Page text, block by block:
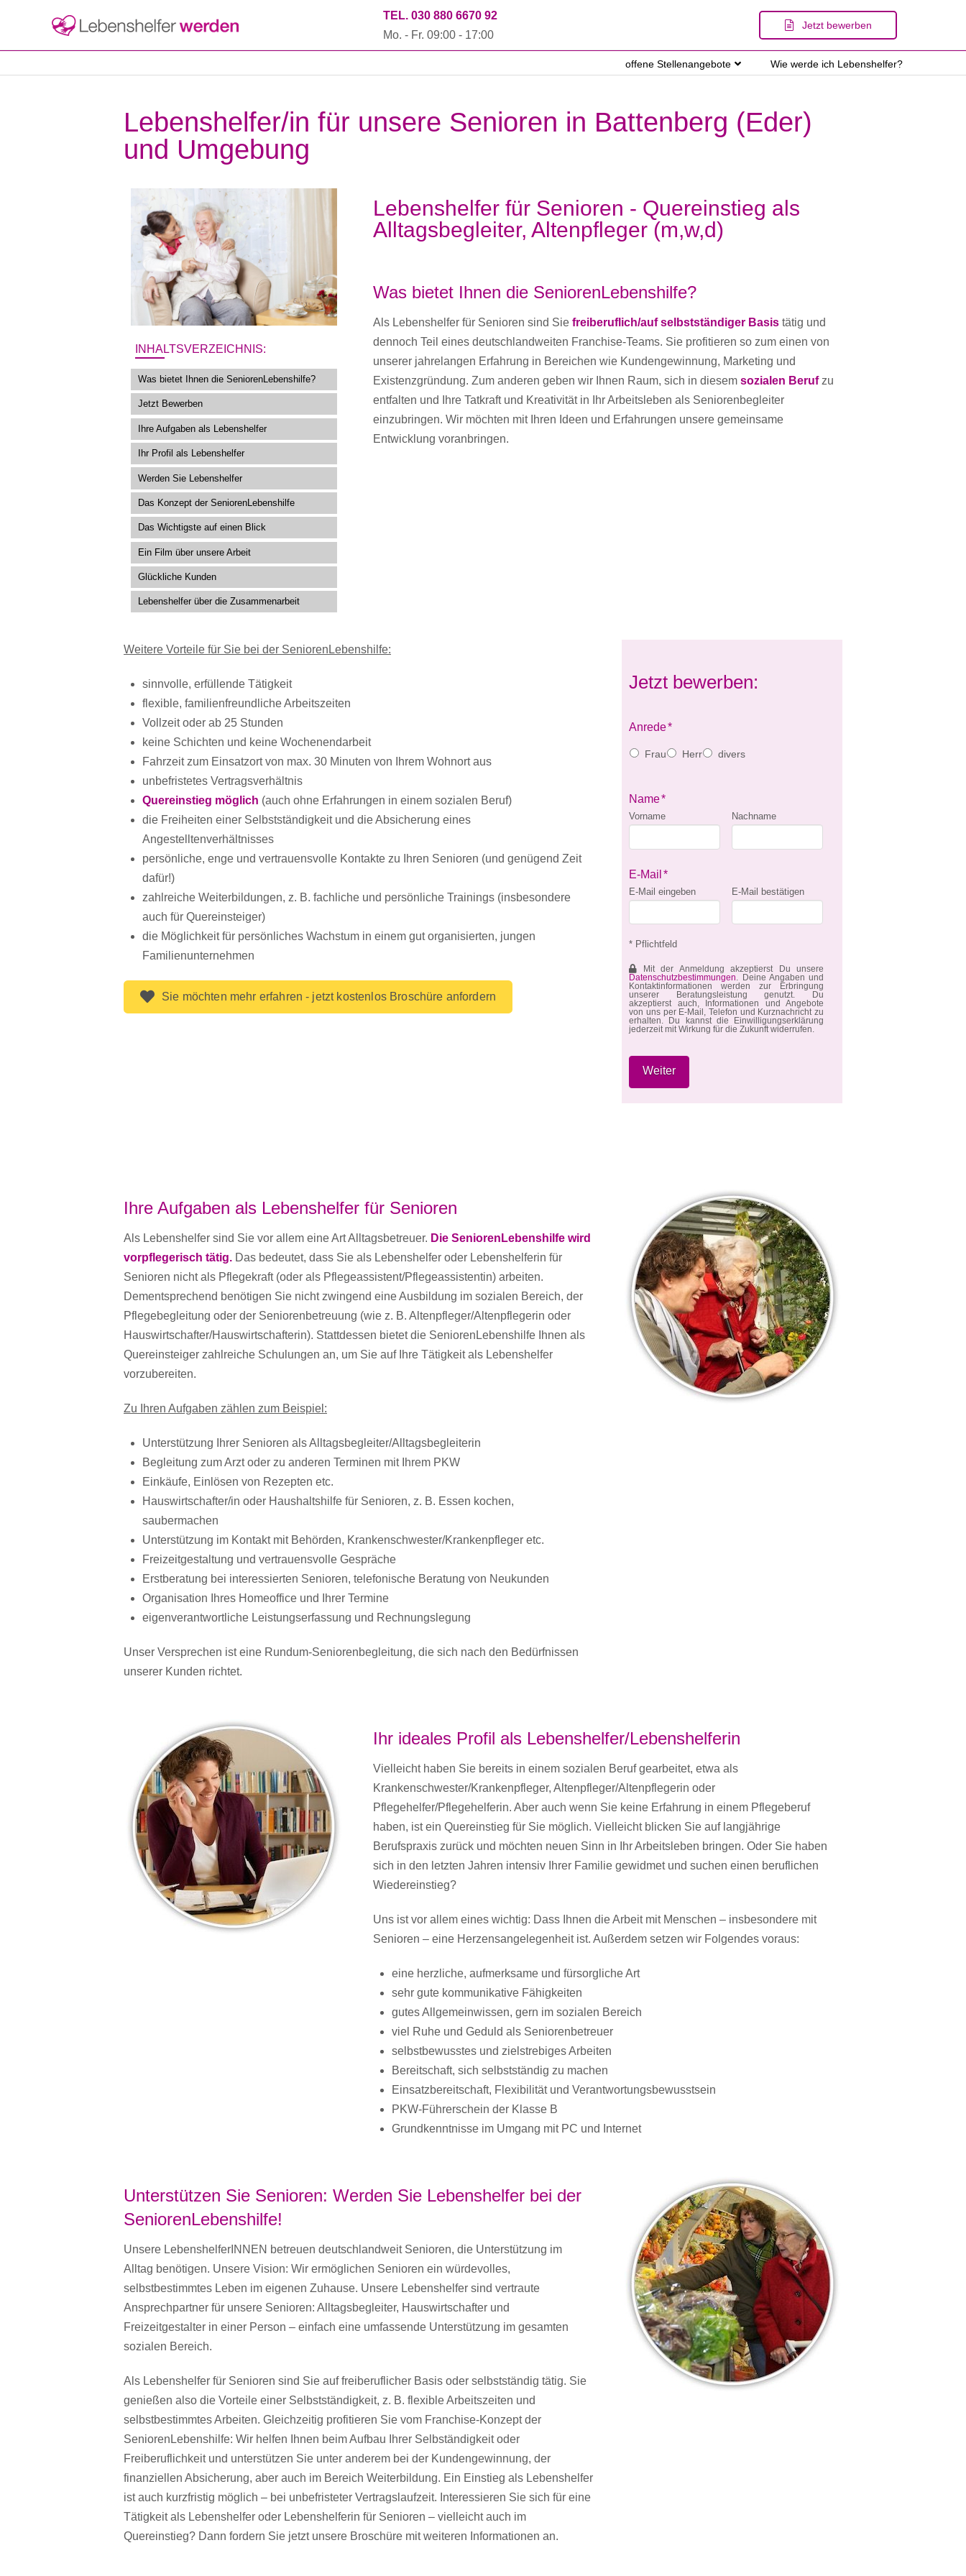
TEL. 030 880 6670 92
Mo. - Fr. 09:00 - 17:00
Jetzt bewerben
offene Stellenangebote Wie werde ich Lebenshelfer?
Lebenshelfer/in für unsere Senioren in Battenberg (Eder)
und Umgebung
INHALTSVERZEICHNIS:
Was bietet Ihnen die SeniorenLebenshilfe?
Jetzt Bewerben
Ihre Aufgaben als Lebenshelfer
Ihr Profil als Lebenshelfer
Werden Sie Lebenshelfer
Das Konzept der SeniorenLebenshilfe
Das Wichtigste auf einen Blick
Ein Film über unsere Arbeit
Glückliche Kunden
Lebenshelfer über die Zusammenarbeit
Lebenshelfer für Senioren - Quereinstieg als
Alltagsbegleiter, Altenpfleger (m,w,d)
Was bietet Ihnen die SeniorenLebenshilfe?
Als Lebenshelfer für Senioren sind Sie freiberuflich/auf selbstständiger Basistätig und
dennoch Teil eines deutschlandweiten Franchise-Teams. Sie profitieren so zum einen von
unserer jahrelangen Erfahrung in Bereichen wie Kundengewinnung, Marketing und
Existenzgründung. Zum anderen geben wir Ihnen Raum, sich in diesem sozialen Berufzu
entfalten und Ihre Tatkraft und Kreativität in Ihr Arbeitsleben als Seniorenbegleiter
einzubringen. Wir möchten mit Ihren Ideen und Erfahrungen unsere gemeinsame
Entwicklung voranbringen.
Weitere Vorteile für Sie bei der SeniorenLebenshilfe:
sinnvolle, erfüllende Tätigkeit
flexible, familienfreundliche Arbeitszeiten
Vollzeit oder ab 25 Stunden
keine Schichten und keine Wochenendarbeit
Fahrzeit zum Einsatzort von max. 30 Minuten von Ihrem Wohnort aus
unbefristetes Vertragsverhältnis
Quereinstieg möglich (auch ohne Erfahrungen in einem sozialen Beruf)
die Freiheiten einer Selbstständigkeit und die Absicherung eines
Angestelltenverhältnisses
persönliche, enge und vertrauensvolle Kontakte zu Ihren Senioren (und genügend Zeit
dafür!)
zahlreiche Weiterbildungen, z. B. fachliche und persönliche Trainings (insbesondere
auch für Quereinsteiger)
die Möglichkeit für persönliches Wachstum in einem gut organisierten, jungen
Familienunternehmen
Sie möchten mehr erfahren - jetzt kostenlos Broschüre anfordern
Jetzt bewerben:
Anrede*
Frau Herr divers
Name*
Vorname Nachname
E-Mail *
E-Mail eingeben E-Mail bestätigen
* Pflichtfeld
Mit der Anmeldung akzeptierst Du unsere
Datenschutzbestimmungen. Deine Angaben und
Kontaktinformationen werden zur Erbringung
unserer Beratungsleistung genutzt. Du
akzeptierst auch, Informationen und Angebote
von uns per E-Mail, Telefon und Kurznachricht zu
erhalten. Du kannst die Einwilligungserklärung
jederzeit mit Wirkung für die Zukunft widerrufen.
Ihre Aufgaben als Lebenshelfer für Senioren
Als Lebenshelfer sind Sie vor allem eine Art Alltagsbetreuer. Die SeniorenLebenshilfe wird
vorpflegerisch tätig. Das bedeutet, dass Sie als Lebenshelfer oder Lebenshelferin für
Senioren nicht als Pflegekraft (oder als Pflegeassistent/Pflegeassistentin) arbeiten.
Dementsprechend benötigen Sie nicht zwingend eine Ausbildung im sozialen Bereich, der
Pflegebegleitung oder der Seniorenbetreuung (wie z. B. Altenpfleger/Altenpflegerin oder
Hauswirtschafter/Hauswirtschafterin). Stattdessen bietet die SeniorenLebenshilfe Ihnen als
Quereinsteiger zahlreiche Schulungen an, um Sie auf Ihre Tätigkeit als Lebenshelfer
vorzubereiten.
Zu Ihren Aufgaben zählen zum Beispiel:
Unterstützung Ihrer Senioren als Alltagsbegleiter/Alltagsbegleiterin
Begleitung zum Arzt oder zu anderen Terminen mit Ihrem PKW
Einkäufe, Einlösen von Rezepten etc.
Hauswirtschafter/in oder Haushaltshilfe für Senioren, z. B. Essen kochen,
saubermachen
Unterstützung im Kontakt mit Behörden, Krankenschwester/Krankenpfleger etc.
Freizeitgestaltung und vertrauensvolle Gespräche
Erstberatung bei interessierten Senioren, telefonische Beratung von Neukunden
Organisation Ihres Homeoffice und Ihrer Termine
eigenverantwortliche Leistungserfassung und Rechnungslegung
Unser Versprechen ist eine Rundum-Seniorenbegleitung, die sich nach den Bedürfnissen
unserer Kunden richtet.
Ihr ideales Profil als Lebenshelfer/Lebenshelferin
Vielleicht haben Sie bereits in einem sozialen Beruf gearbeitet, etwa als
Krankenschwester/Krankenpfleger, Altenpfleger/Altenpflegerin oder
Pflegehelfer/Pflegehelferin. Aber auch wenn Sie keine Erfahrung in einem Pflegeberuf
haben, ist ein Quereinstieg für Sie möglich. Vielleicht blicken Sie auf langjährige
Berufspraxis zurück und möchten neuen Sinn in Ihr Arbeitsleben bringen. Oder Sie haben
sich in den letzten Jahren intensiv Ihrer Familie gewidmet und suchen einen beruflichen
Wiedereinstieg?
Uns ist vor allem eines wichtig: Dass Ihnen die Arbeit mit Menschen – insbesondere mit
Senioren – eine Herzensangelegenheit ist. Außerdem setzen wir Folgendes voraus:
eine herzliche, aufmerksame und fürsorgliche Art
sehr gute kommunikative Fähigkeiten
gutes Allgemeinwissen, gern im sozialen Bereich
viel Ruhe und Geduld als Seniorenbetreuer
selbstbewusstes und zielstrebiges Arbeiten
Bereitschaft, sich selbstständig zu machen
Einsatzbereitschaft, Flexibilität und Verantwortungsbewusstsein
PKW-Führerschein der Klasse B
Grundkenntnisse im Umgang mit PC und Internet
Unterstützen Sie Senioren: Werden Sie Lebenshelfer bei der
SeniorenLebenshilfe!
Unsere LebenshelferINNEN betreuen deutschlandweit Senioren, die Unterstützung im
Alltag benötigen. Unsere Vision: Wir ermöglichen Senioren ein würdevolles,
selbstbestimmtes Leben im eigenen Zuhause. Unsere Lebenshelfer sind vertraute
Ansprechpartner für unsere Senioren: Alltagsbegleiter, Hauswirtschafter und
Freizeitgestalter in einer Person – einfach eine umfassende Unterstützung im gesamten
sozialen Bereich.
Als Lebenshelfer für Senioren sind Sie auf freiberuflicher Basis oder selbstständig tätig. Sie
genießen also die Vorteile einer Selbstständigkeit, z. B. flexible Arbeitszeiten und
selbstbestimmtes Arbeiten. Gleichzeitig profitieren Sie vom Franchise-Konzept der
SeniorenLebenshilfe: Wir helfen Ihnen beim Aufbau Ihrer Selbständigkeit oder
Freiberuflichkeit und unterstützen Sie unter anderem bei der Kundengewinnung, der
finanziellen Absicherung, aber auch im Bereich Weiterbildung. Ein Einstieg als Lebenshelfer
ist auch kurzfristig möglich – bei unbefristeter Vertragslaufzeit. Interessieren Sie sich für eine
Tätigkeit als Lebenshelfer oder Lebenshelferin für Senioren – vielleicht auch im
Quereinstieg? Dann fordern Sie jetzt unsere Broschüre mit weiteren Informationen an.